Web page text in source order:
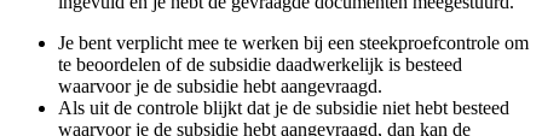
Je bent verplicht mee te werken bij een steekproefcontrole om
te beoordelen of de subsidie daadwerkelijk is besteed
waarvoor je de subsidie hebt aangevraagd.
Als uit de controle blijkt dat je de subsidie niet hebt besteed
waarvoor je de subsidie hebt aangevraagd, dan kan de